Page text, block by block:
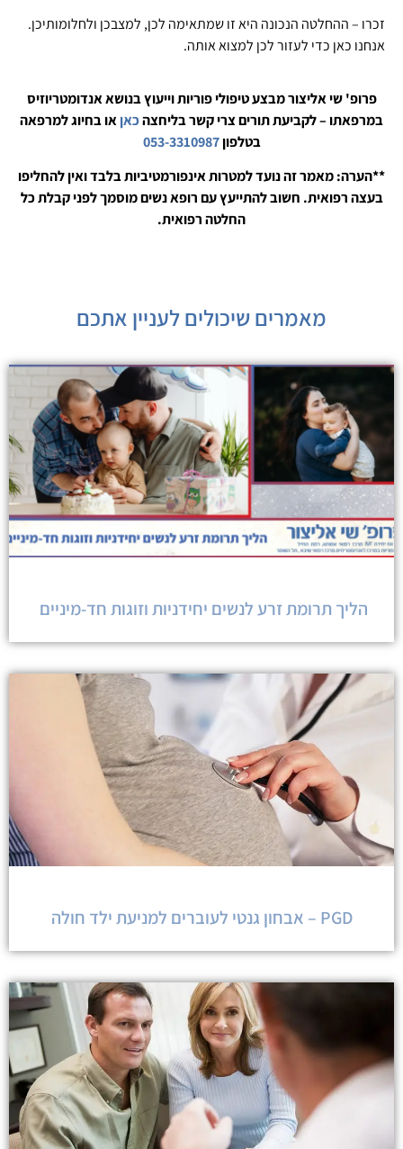
זכרו – ההחלטה הנכונה היא זו שמתאימה לכן, למצבכן ולחלומותיכן.
אנחנו כאן כדי לעזור לכן למצוא אותה.
פרופ' שי אליצור מבצע טיפולי פוריות וייעוץ בנושא אנדומטריוזיס
במרפאתו – לקביעת תורים צרי קשר בליחצהכאןאו בחיוג למרפאה
בטלפון053-3310987
**הערה: מאמר זה נועד למטרות אינפורמטיביות בלבד ואין להחליפו
בעצה רפואית. חשוב להתייעץ עם רופא נשים מוסמך לפני קבלת כל
החלטה רפואית.
מאמרים שיכולים לעניין אתכם
הליך תרומת זרע לנשים יחידניות וזוגות חד-מיניים
PGD – אבחון גנטי לעוברים למניעת ילד חולה